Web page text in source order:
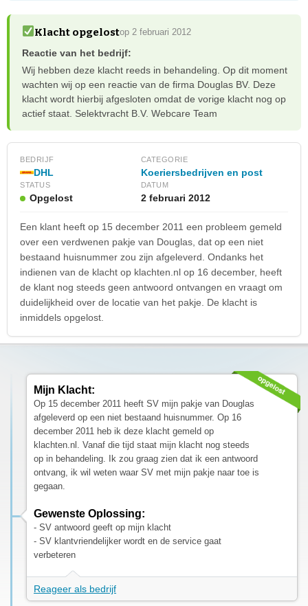
Klacht opgelostop 2 februari 2012
Reactie van het bedrijf:
Wij hebben deze klacht reeds in behandeling. Op dit moment
wachten wij op een reactie van de firma Douglas BV. Deze
klacht wordt hierbij afgesloten omdat de vorige klacht nog op
actief staat. Selektvracht B.V. Webcare Team
BEDRIJF
DHL
CATEGORIE
Koeriersbedrijven en post
STATUS
Opgelost
DATUM
2 februari 2012
Een klant heeft op 15 december 2011 een probleem gemeld
over een verdwenen pakje van Douglas, dat op een niet
bestaand huisnummer zou zijn afgeleverd. Ondanks het
indienen van de klacht op klachten.nl op 16 december, heeft
de klant nog steeds geen antwoord ontvangen en vraagt om
duidelijkheid over de locatie van het pakje. De klacht is
inmiddels opgelost.
Mijn Klacht:
Op 15 december 2011 heeft SV mijn pakje van Douglas
afgeleverd op een niet bestaand huisnummer. Op 16
december 2011 heb ik deze klacht gemeld op
klachten.nl. Vanaf die tijd staat mijn klacht nog steeds
op in behandeling. Ik zou graag zien dat ik een antwoord
ontvang, ik wil weten waar SV met mijn pakje naar toe is
gegaan.
Gewenste Oplossing:
- SV antwoord geeft op mijn klacht
- SV klantvriendelijker wordt en de service gaat
verbeteren
Reageer als bedrijf